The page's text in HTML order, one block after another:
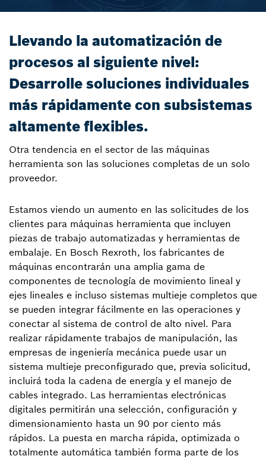
Llevando la automatización de
procesos al siguiente nivel:
Desarrolle soluciones individuales
más rápidamente con subsistemas
altamente flexibles.
Otra tendencia en el sector de las máquinas
herramienta son las soluciones completas de un solo
proveedor.
Estamos viendo un aumento en las solicitudes de los
clientes para máquinas herramienta que incluyen
piezas de trabajo automatizadas y herramientas de
embalaje. En Bosch Rexroth, los fabricantes de
máquinas encontrarán una amplia gama de
componentes de tecnología de movimiento lineal y
ejes lineales e incluso sistemas multieje completos que
se pueden integrar fácilmente en las operaciones y
conectar al sistema de control de alto nivel. Para
realizar rápidamente trabajos de manipulación, las
empresas de ingeniería mecánica puede usar un
sistema multieje preconfigurado que, previa solicitud,
incluirá toda la cadena de energía y el manejo de
cables integrado. Las herramientas electrónicas
digitales permitirán una selección, configuración y
dimensionamiento hasta un 90 por ciento más
rápidos. La puesta en marcha rápida, optimizada o
totalmente automática también forma parte de los